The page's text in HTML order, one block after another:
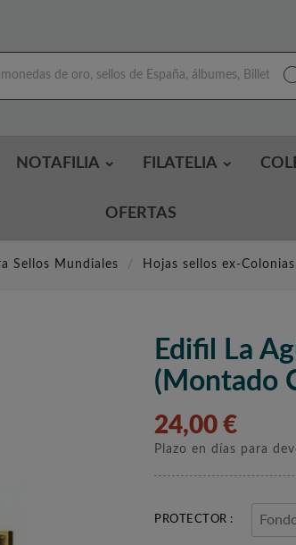
NOTAFILIA FILATELIA
OFERTAS
Sellos Mundiales Hojas sellos ex-Colonias
Edifil La
(montado
24,00 €
Plazo en días para
PROTECTOR :